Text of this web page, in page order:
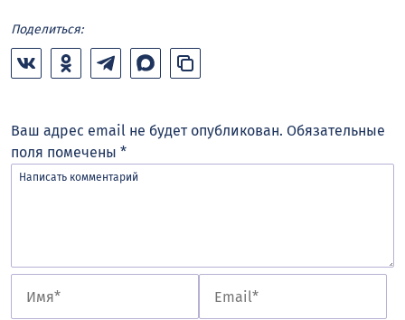
Поделиться:
Ваш адрес email не будет опубликован. Обязательные
поля помечены *